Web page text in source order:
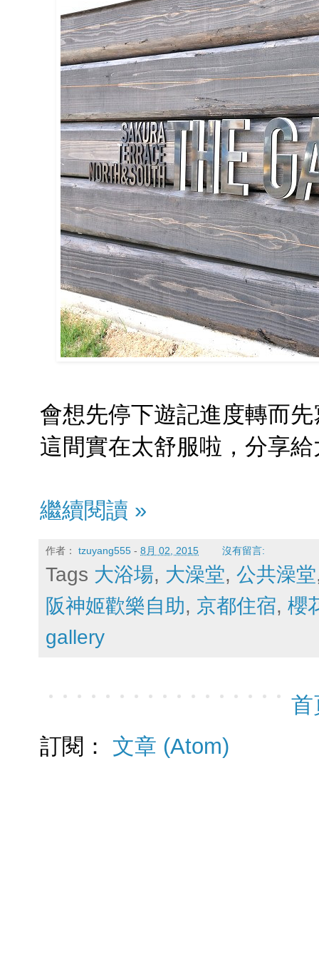
會想先停下遊記進度轉而
這間實在太舒服啦，分享
繼續閱讀 »
作者： tzuyang555 - 8月 02, 2015 沒有留言:
Tags 大浴場, 大澡堂, 公共澡堂
阪神姬歡樂自助, 京都住宿, 櫻
gallery
首
訂閱： 文章 (Atom)